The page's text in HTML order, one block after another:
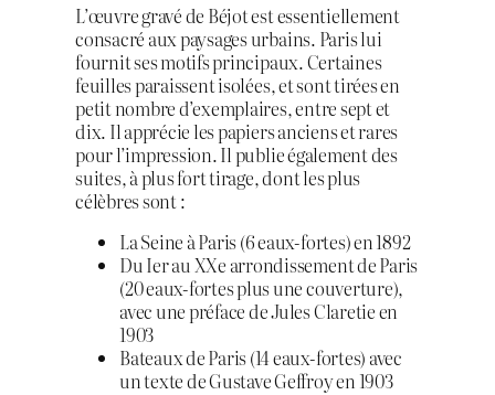
L’œuvre gravé de Béjot est essentiellement
consacré aux paysages urbains. Paris lui
fournit ses motifs principaux. Certaines
feuilles paraissent isolées, et sont tirées en
petit nombre d’exemplaires, entre sept et
dix. Il apprécie les papiers anciens et rares
pour l’impression. Il publie également des
suites, à plus fort tirage, dont les plus
célèbres sont :
La Seine à Paris (6 eaux-fortes) en 1892
Du Ier au XXe arrondissement de Paris
(20 eaux-fortes plus une couverture),
avec une préface de Jules Claretie en
1903
Bateaux de Paris (14 eaux-fortes) avec
un texte de Gustave Geffroy en 1903